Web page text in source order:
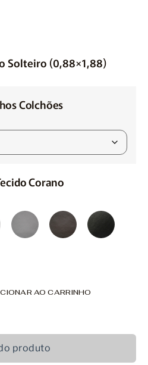
Solteiro (0,88×1,88)
Colchões
Corano
AO CARRINHO
produto